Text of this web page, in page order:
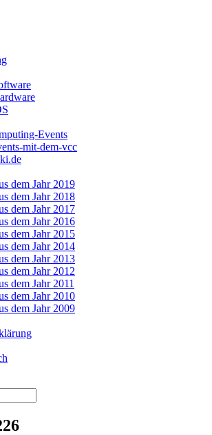
Events
mit-dem-vcc
dem Jahr 2019
dem Jahr 2018
dem Jahr 2017
dem Jahr 2016
dem Jahr 2015
dem Jahr 2014
dem Jahr 2013
dem Jahr 2012
dem Jahr 2011
dem Jahr 2010
dem Jahr 2009